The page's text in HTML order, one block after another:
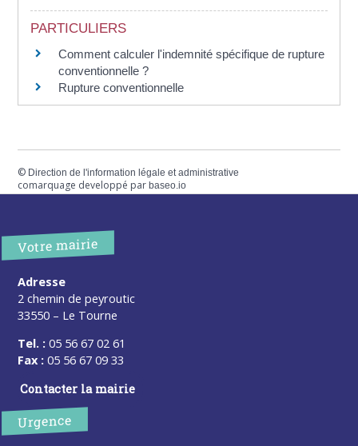
PARTICULIERS
Comment calculer l'indemnité spécifique de rupture
conventionnelle ?
Rupture conventionnelle
© Direction de l'information légale et administrative
comarquage developpé parbaseo.io
Votre mairie
Adresse
2 chemin de peyroutic
33550 – Le Tourne
Tel. : 05 56 67 02 61
Fax : 05 56 67 09 33
Contacter la mairie
Urgence